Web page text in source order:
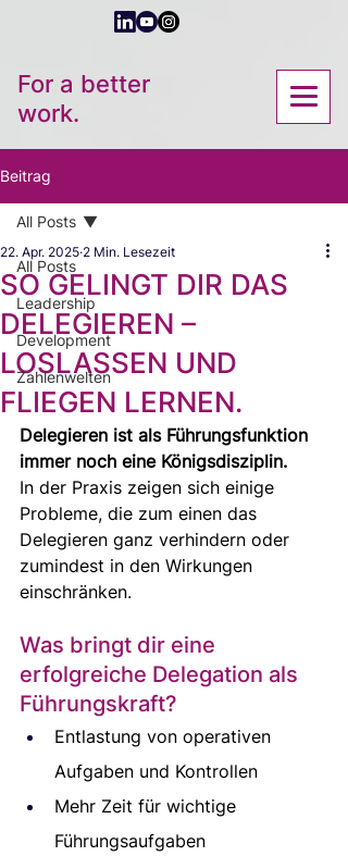
For a better
work.
Beitrag
All Posts
Leadership
Development
Zahlenwelten
All Posts
SO GELINGT DIR DAS
DELEGIEREN –
LOSLASSEN UND
FLIEGEN LERNEN.
22. Apr. 2025 2 Min. Lesezeit
Delegieren ist als Führungsfunktion
immer noch eine Königsdisziplin.
In der Praxis zeigen sich einige
Probleme, die zum einen das
Delegieren ganz verhindern oder
zumindest in den Wirkungen
einschränken.
Was bringt dir eine
erfolgreiche Delegation als
Führungskraft?
Entlastung von operativen
Aufgaben und Kontrollen
Mehr Zeit für wichtige
Führungsaufgaben